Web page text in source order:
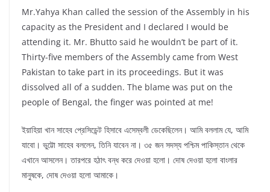
Mr.Yahya Khan called the session of the Assembly in his
capacity as the President and I declared I would be
attending it. Mr. Bhutto said he wouldn’t be part of it.
Thirty-five members of the Assembly came from West
Pakistan to take part in its proceedings. But it was
dissolved all of a sudden. The blame was put on the
people of Bengal, the finger was pointed at me!
ইয়াহিয়া খান সাহেব প্রেসিডেন্ট হিসাবে এসেম্বলী ডেকেছিলেন। আমি বললাম যে, আমি
যাবো। ভুট্টো সাহেব বললেন, তিনি যাবেন না। ৩৫ জন সদস্য পশ্চিম পাকিস্তান থেকে
এখানে আসলেন। তারপরে হঠাৎ বন্ধ করে দেওয়া হলো। দোষ দেওয়া হলো বাংলার
মানুষকে, দোষ দেওয়া হলো আমাকে।